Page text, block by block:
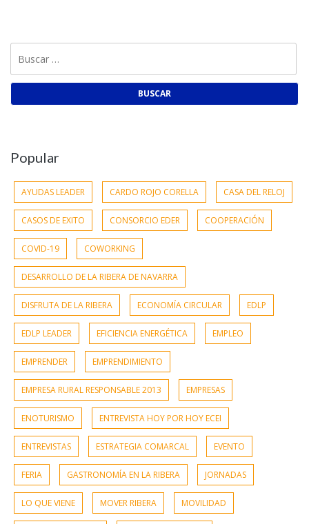
Popular
AYUDAS LEADER CARDO ROJO CORELLA CASA DEL RELOJ
CASOS DE EXITO CONSORCIO EDER COOPERACIÓN
COVID-19 COWORKING
DESARROLLO DE LA RIBERA DE NAVARRA
DISFRUTA DE LA RIBERA ECONOMÍA CIRCULAR EDLP
EDLP LEADER EFICIENCIA ENERGÉTICA EMPLEO
EMPRENDER EMPRENDIMIENTO
EMPRESA RURAL RESPONSABLE 2013 EMPRESAS
ENOTURISMO ENTREVISTA HOY POR HOY ECEI
ENTREVISTAS ESTRATEGIA COMARCAL EVENTO
FERIA GASTRONOMÍA EN LA RIBERA JORNADAS
LO QUE VIENE MOVER RIBERA MOVILIDAD